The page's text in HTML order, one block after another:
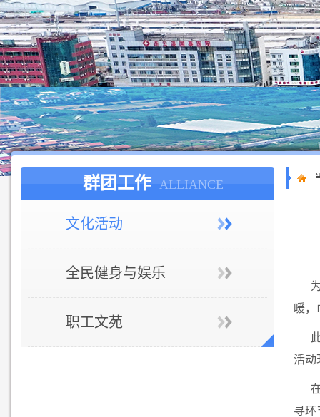
群团工作 ALLIANCE
文化活动
全民健身与娱乐
职工文苑
暖，
活动
寻环